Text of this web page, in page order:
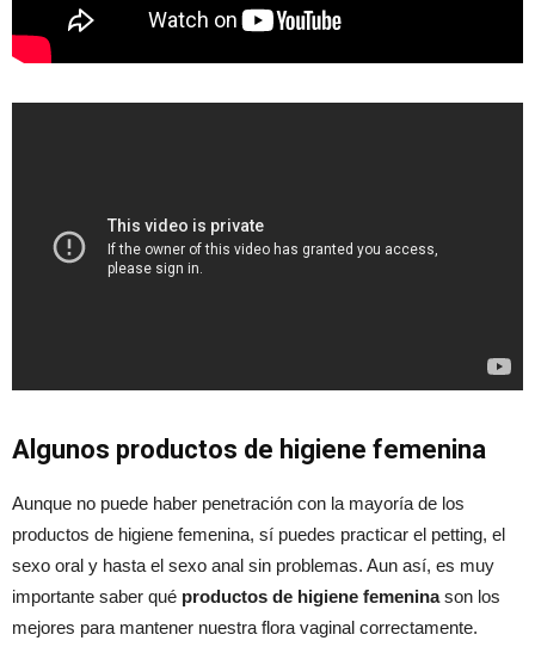
Algunos productos de higiene femenina
Aunque no puede haber penetración con la mayoría de los
productos de higiene femenina, sí puedes practicar el petting, el
sexo oral y hasta el sexo anal sin problemas. Aun así, es muy
importante saber qué productos de higiene femeninason los
mejores para mantener nuestra flora vaginal correctamente.